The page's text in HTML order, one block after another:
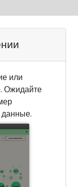
или
Ожидайте
данные.